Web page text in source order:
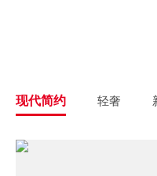
现代简约 轻奢